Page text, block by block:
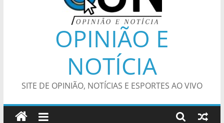
OPINIÃO E
NOTÍCIA
SITE DE OPINIÃO, NOTÍCIAS E ESPORTES AO VIVO